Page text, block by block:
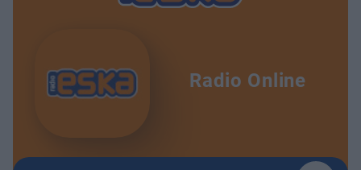
Radio Online